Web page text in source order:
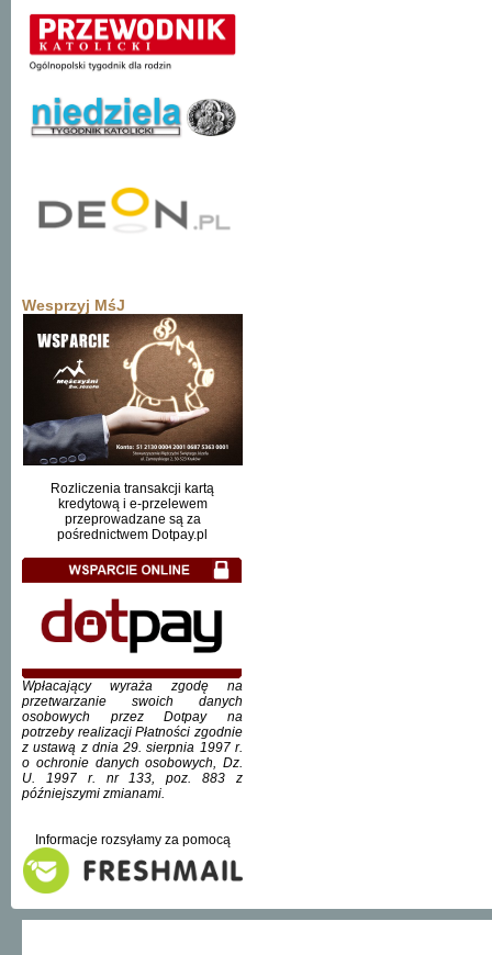
Wesprzyj MśJ
Rozliczenia transakcji kartą
kredytową i e-przelewem
przeprowadzane są za
pośrednictwem Dotpay.pl
Wpłacający wyraża zgodę na
przetwarzanie swoich danych
osobowych przez Dotpay na
potrzeby realizacji Płatności zgodnie
z ustawą z dnia 29. sierpnia 1997 r.
o ochronie danych osobowych, Dz.
U. 1997 r. nr 133, poz. 883 z
późniejszymi zmianami.
Informacje rozsyłamy za pomocą